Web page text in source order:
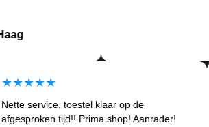
★★★★★
Nette service, toestel klaar op de
afgesproken tijd!! Prima shop! Aanrader!